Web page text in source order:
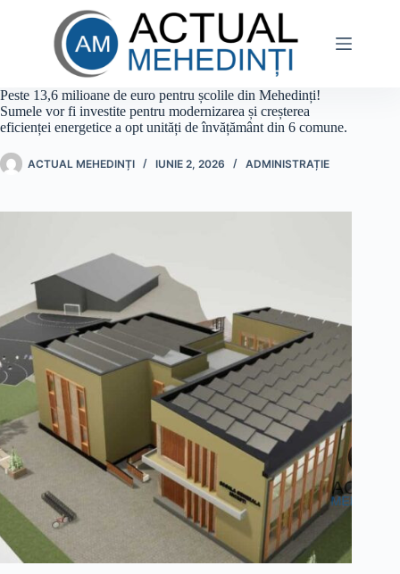
Peste 13,6 milioane de euro pentru școlile din Mehedinți!
Sumele vor fi investite pentru modernizarea și creșterea
eficienței energetice a opt unități de învățământ din 6 comune.
ACTUAL MEHEDINȚI IUNIE 2, 2026 ADMINISTRAȚIE